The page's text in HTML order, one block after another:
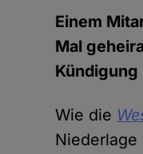
Einem
Mal
Kündigung
Wie die